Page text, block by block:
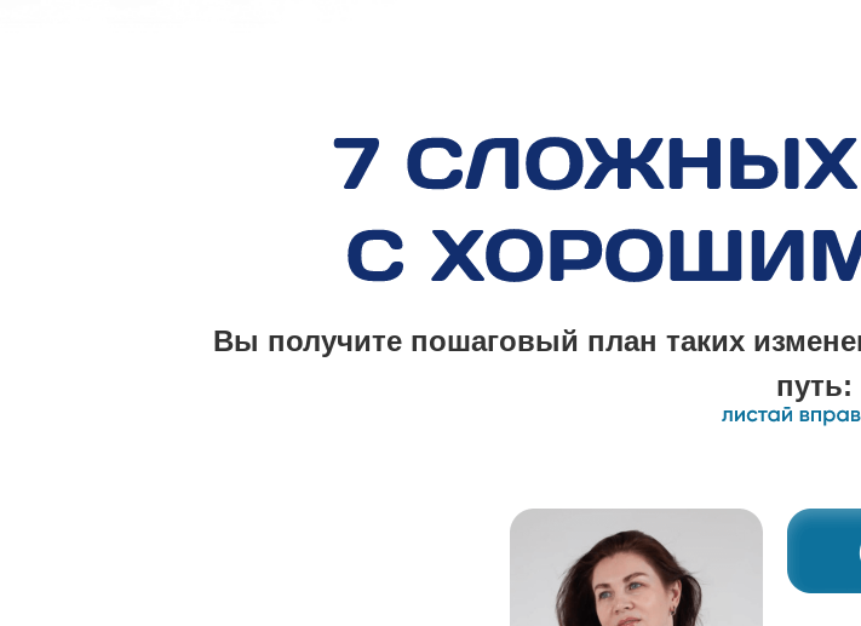
Вы получите пошаговый план таких
путь: